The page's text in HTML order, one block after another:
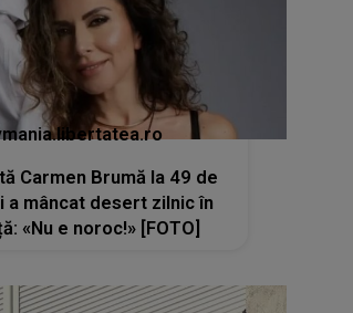
Carmen Brumă la 49 de
a mâncat desert zilnic în
«Nu e noroc!» [FOTO]